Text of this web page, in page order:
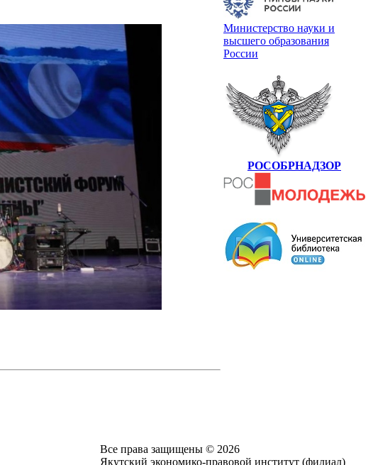
Министерство науки и
высшего образования
России
РОСОБРНАДЗОР
Все права защищены © 2026
Якутский экономико-правовой институт (филиал)